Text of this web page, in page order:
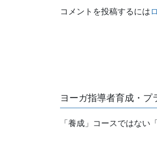
コメントを投稿するには
ヨーガ指導者育成・プ
「養成」コースではな